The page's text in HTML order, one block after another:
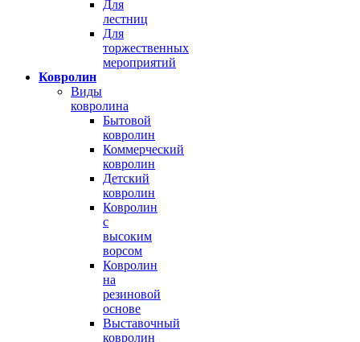
Для
лестниц
Для
торжественных
мероприятий
Ковролин
Виды
ковролина
Бытовой
ковролин
Коммерческий
ковролин
Детский
ковролин
Ковролин
с
высоким
ворсом
Ковролин
на
резиновой
основе
Выставочный
ковролин